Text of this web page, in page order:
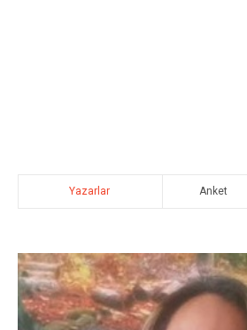
Yazarlar Anket